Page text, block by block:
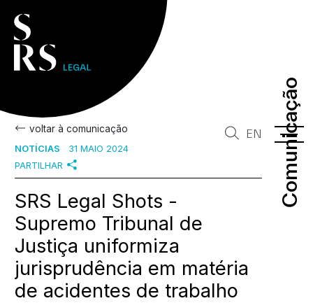
Comunicação
Comunicação
EN
voltar à comunicação
NOTÍCIAS
31 MAIO 2024
PARTILHAR
SRS Legal Shots -
Supremo Tribunal de
Justiça uniformiza
jurisprudência em matéria
de acidentes de trabalho